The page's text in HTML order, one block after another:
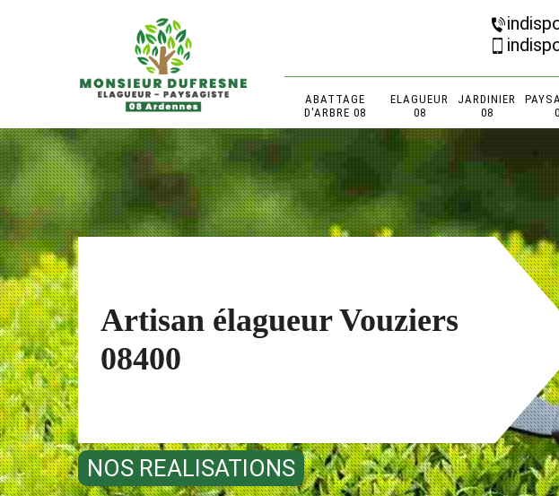
ABATTAGE
D'ARBRE 08
ELAGUEUR
08
JARDINIER
08
Artisan élagueur Vouziers
08400
NOS REALISATIONS